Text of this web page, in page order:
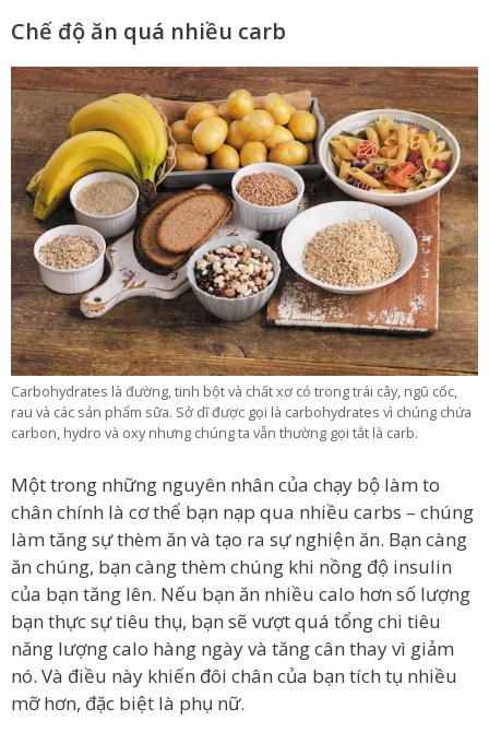
Chế độ ăn quá nhiều carb
Carbohydrates là đường, tinh bột và chất xơ có trong trái cây, ngũ cốc,
rau và các sản phẩm sữa. Sở dĩ được gọi là carbohydrates vì chúng chứa
carbon, hydro và oxy nhưng chúng ta vẫn thường gọi tắt là carb.
Một trong những nguyên nhân của chạy bộ làm to
chân chính là cơ thể bạn nạp qua nhiều carbs – chúng
làm tăng sự thèm ăn và tạo ra sự nghiện ăn. Bạn càng
ăn chúng, bạn càng thèm chúng khi nồng độ insulin
của bạn tăng lên. Nếu bạn ăn nhiều calo hơn số lượng
bạn thực sự tiêu thụ, bạn sẽ vượt quá tổng chi tiêu
năng lượng calo hàng ngày và tăng cân thay vì giảm
nó. Và điều này khiến đôi chân của bạn tích tụ nhiều
mỡ hơn, đặc biệt là phụ nữ.